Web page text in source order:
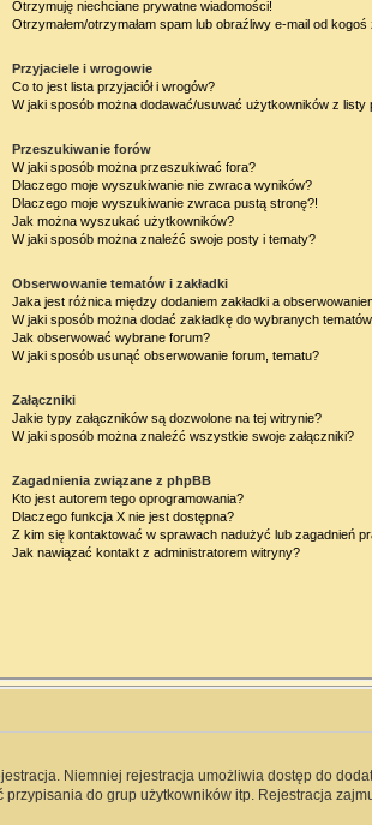
Otrzymuję niechciane prywatne wiadomości!
Otrzymałem/otrzymałam spam lub obraźliwy e-mail od kogoś
Przyjaciele i wrogowie
Co to jest lista przyjaciół i wrogów?
W jaki sposób można dodawać/usuwać użytkowników z listy
Przeszukiwanie forów
W jaki sposób można przeszukiwać fora?
Dlaczego moje wyszukiwanie nie zwraca wyników?
Dlaczego moje wyszukiwanie zwraca pustą stronę?!
Jak można wyszukać użytkowników?
W jaki sposób można znaleźć swoje posty i tematy?
Obserwowanie tematów i zakładki
Jaka jest różnica między dodaniem zakładki a
W jaki sposób można dodać zakładkę do wybranych
Jak obserwować wybrane forum?
W jaki sposób usunąć obserwowanie forum, tematu?
Załączniki
Jakie typy załączników są dozwolone na tej witrynie?
W jaki sposób można znaleźć wszystkie swoje załączniki?
Zagadnienia związane z phpBB
Kto jest autorem tego oprogramowania?
Dlaczego funkcja X nie jest dostępna?
Z kim się kontaktować w sprawach nadużyć lub zagadnień
Jak nawiązać kontakt z administratorem witryny?
Niemniej rejestracja umożliwia dostęp do
do grup użytkowników itp. Rejestracja